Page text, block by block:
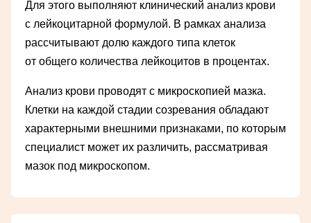
Для этого выполняют клинический анализ крови
с лейкоцитарной формулой. В рамках анализа
рассчитывают долю каждого типа клеток
от общего количества лейкоцитов в процентах.
Анализ крови проводят с микроскопией мазка.
Клетки на каждой стадии созревания обладают
характерными внешними признаками, по которым
специалист может их различить, рассматривая
мазок под микроскопом.